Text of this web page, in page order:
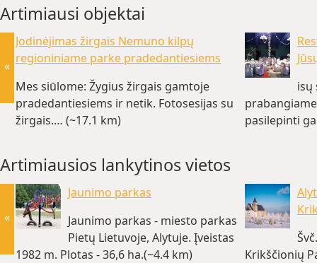
Artimiausi objektai
Jodinėjimas žirgais Nemuno kilpų
regioniniame parke pradedantiesiems
Mes siūlome: Žygius žirgais gamtoje
pradedantiesiems ir netik. Fotosesijas su
žirgais.… (~17.1 km)
isų
pasilepinti
«
Artimiausios lankytinos vietos
Jaunimo parkas
Jaunimo parkas - miesto parkas
Pietų Lietuvoje, Alytuje. Įveistas
1982 m. Plotas - 36,6 ha.(~4.4 km)
Krikščionių
«